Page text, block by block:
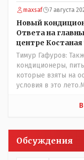
наверху , близко
наверняка они
maxsaf 7 августа
Новый
Ответа на
центре
Тимур Гафуров:
кондиционеры,
которые взяты на
условия в это
комментарий
температурный
часть - информация
Обсуждения